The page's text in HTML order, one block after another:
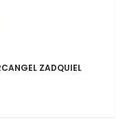
ZADQUIEL